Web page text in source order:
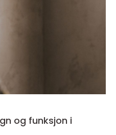
og funksjon i